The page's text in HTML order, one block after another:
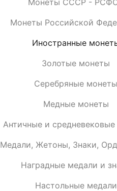
Монеты СССР -
Монеты Российской
Иностранные
Золотые монеты
Серебряные монеты
Медные монеты
Античные и
Медали, Жетоны, Знаки,
Наградные медали и
Настольные медали